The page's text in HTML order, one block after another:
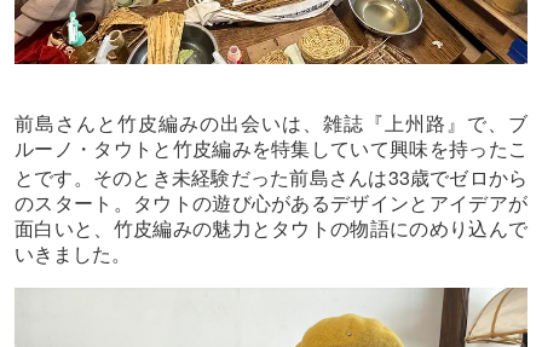
前島さんと竹皮編みの出会いは、雑誌『上州路』で、ブ
ルーノ・タウトと竹皮編みを特集していて興味を持ったこ
とです。そのとき未経験だった前島さんは33歳でゼロから
のスタート。タウトの遊び心があるデザインとアイデアが
面白いと、竹皮編みの魅力とタウトの物語にのめり込んで
いきました。